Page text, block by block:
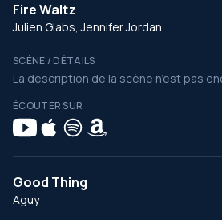
Fire Waltz
Julien Glabs, Jennifer Jordan
SCÈNE / DÉTAILS
La description de la scène n’est pas
ÉCOUTER SUR
Good Thing
Aguy